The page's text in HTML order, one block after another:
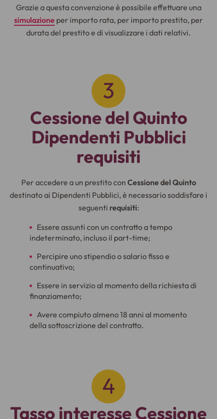
Grazie a questa convenzione è possibile effettuare una
simulazione per importo rata, per importo prestito, per
durata del prestito e di visualizzare i dati relativi.
Cessione del Quinto
Dipendenti Pubblici
requisiti
Per accedere a un prestito con Cessione del Quinto
destinato ai Dipendenti Pubblici, è necessario soddisfare i
seguenti requisiti:
Essere assunti con un contratto a tempo
indeterminato, incluso il part-time;
Percipire uno stipendio o salario fisso e
continuativo;
Essere in servizio al momento della richiesta di
finanziamento;
Avere compiuto almeno 18 anni al momento
della sottoscrizione del contratto.
Tasso interesse Cessione